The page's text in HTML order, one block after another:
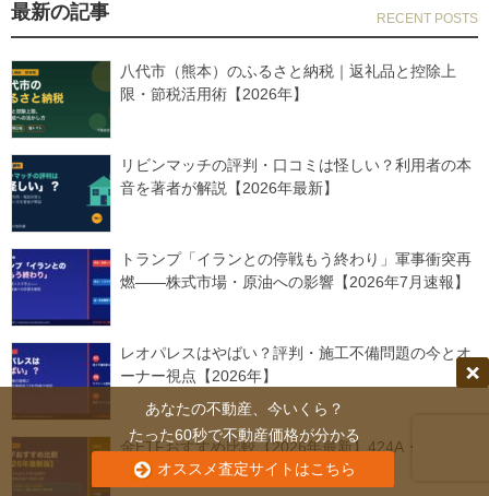
最新の記事
八代市（熊本）のふるさと納税｜返礼品と控除上
限・節税活用術【2026年】
リビンマッチの評判・口コミは怪しい？利用者の本
音を著者が解説【2026年最新】
トランプ「イランとの停戦もう終わり」軍事衝突再
燃——株式市場・原油への影響【2026年7月速報】
レオパレスはやばい？評判・施工不備問題の今とオ
ーナー視点【2026年】
金ETFおすすめ比較【2026年最新】424A・425A含
む選び方ガイド
あなたの不動産、今いくら？
たった60秒で不動産価格が分かる
オススメ査定サイトはこちら